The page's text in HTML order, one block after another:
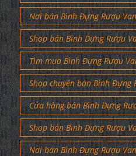
Nơi bán Bình Đựng Rượu
Shop bán Bình Đựng Rượu
Tìm mua Bình Đựng Rượu
Shop chuyên bán Bình Đựng
Cửa hàng bán Bình Đựng
Shop bán Bình Đựng Rượu
Nơi bán Bình Đựng Rượu